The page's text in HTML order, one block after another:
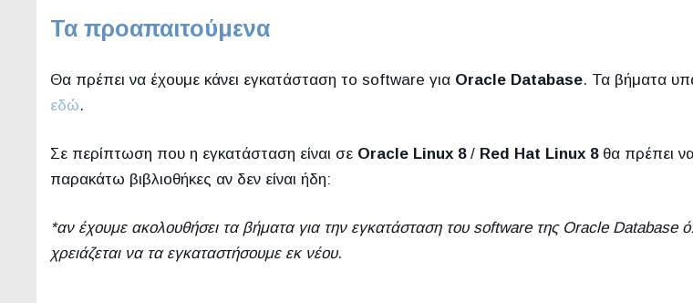
Τα προαπαιτούμενα
Θα πρέπει να έχουμε κάνει εγκατάσταση το software για Oracle Database. Τα βήματα
εδώ.
Σε περίπτωση που η εγκατάσταση είναι σε Oracle Linux 8/ Red Hat Linux 8θα πρέπει να
παρακάτω βιβλιοθήκες αν δεν είναι ήδη:
*αν έχουμε ακολουθήσει τα βήματα για την εγκατάσταση του software της Oracle Database
χρειάζεται να τα εγκαταστήσουμε εκ νέου.